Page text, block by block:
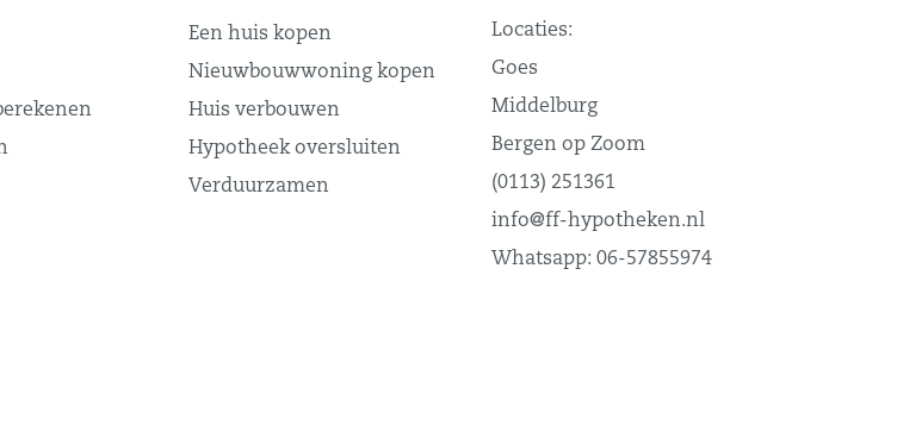
Een huis kopen
Nieuwbouwwoning kopen
Huis verbouwen
Hypotheek oversluiten
Verduurzamen
Locaties:
Goes
Middelburg
Bergen op Zoom
(0113) 251361
info@ff-hypotheken.nl
Whatsapp: 06-57855974